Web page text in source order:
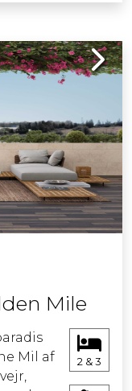
Next
Mile
Mil af
2 & 3